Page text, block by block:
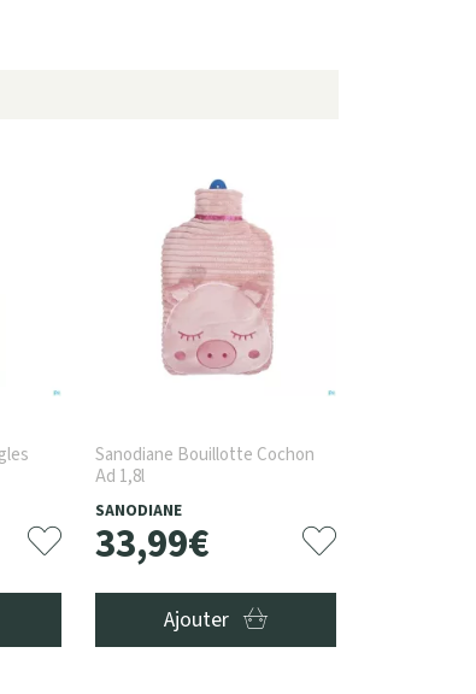
Sanodiane Bouillotte Cochon
Ad 1,8l
SANODIANE
33,99€
Ajouter